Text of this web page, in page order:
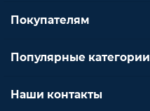
Покупателям
Популярные категории
Наши контакты